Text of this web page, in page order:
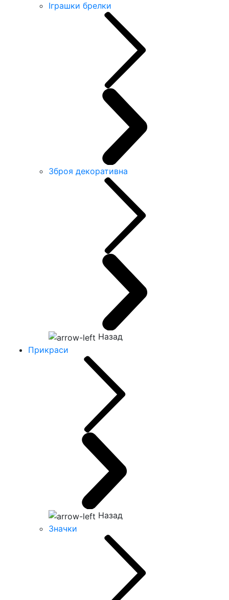
Іграшки брелки
Зброя декоративна
Назад
Прикраси
Назад
Значки